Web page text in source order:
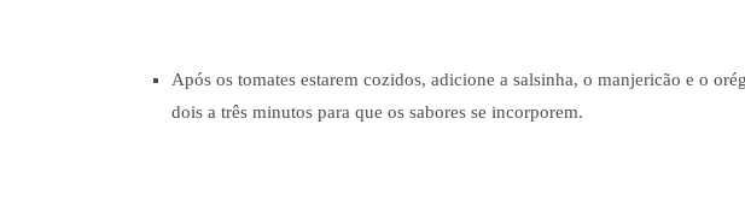
Após os tomates estarem cozidos, adicione a salsinha, o manjericão e o
dois a três minutos para que os sabores se incorporem.